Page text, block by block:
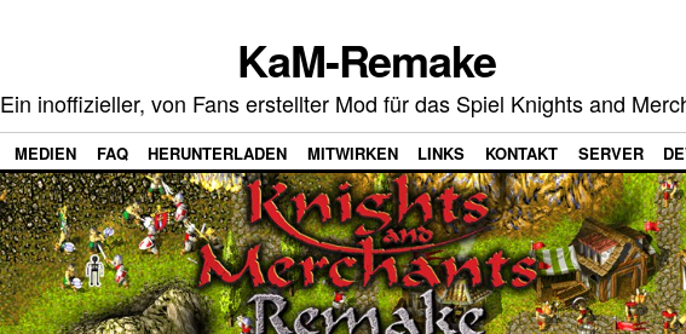
KaM-Remake
Ein inoffizieller, von Fans erstellter Mod für das Spiel Knights and
MEDIEN FAQ HERUNTERLADEN MITWIRKEN LINKS KONTAKT SERVER